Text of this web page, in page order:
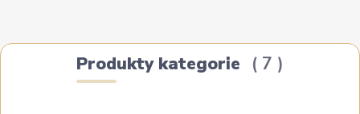
Produkty kategorie 7